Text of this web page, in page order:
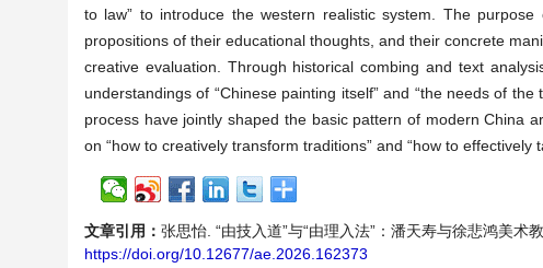
to law” to introduce the western realistic system. The
propositions of their educational thoughts, and their concrete
creative evaluation. Through historical combing and text
understandings of “Chinese painting itself” and “the needs of
process have jointly shaped the basic pattern of modern China
on “how to creatively transform traditions” and “how to effectively
文章引用： 张思怡. “由技入道”与“由理入法”：潘天寿与徐悲鸿美
https://doi.org/10.12677/ae.2026.162373